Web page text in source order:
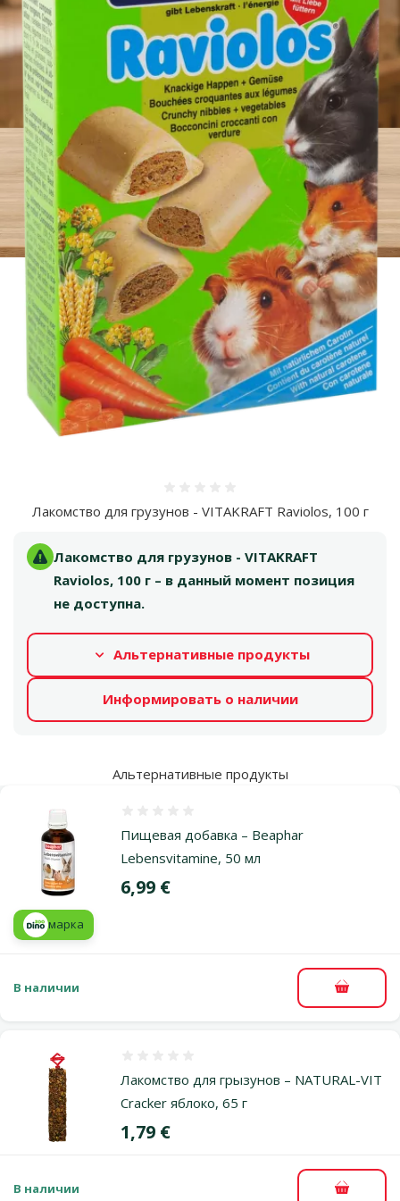
Лакомство для грузунов - VITAKRAFT Raviolos, 100 г
Лакомство для грузунов - VITAKRAFT
Raviolos, 100 г – в данный момент позиция
не доступна.
Альтернативные продукты
Информировать о наличии
Альтернативные продукты
Пищевая добавка – Beaphar
Lebensvitamine, 50 мл
Цена
6,99 €
марка
В наличии В
Лакомство для грызунов – NATURAL-VIT
Cracker яблоко, 65 г
Цена
1,79 €
В наличии В